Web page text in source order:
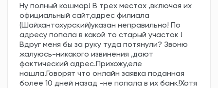
Ну полный кошмар! В трех местах ,включая их
официальный сайт,адрес филиала
(Шайхантохурский)указан неправильно! По
адресу попала в какой то старый участок !
Вдруг меня бы за руку туда потянули? Звоню
жалуюсь-никакого извинения ,дают
фактический адрес.Прихожу,еле
нашла.Говорят что онлайн заявка поданная
более 10 дней назад -не попала в их банк!Хотя